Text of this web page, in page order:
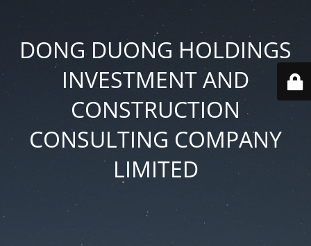
DONG DUONG HOLDINGS
INVESTMENT AND
CONSTRUCTION
CONSULTING COMPANY
LIMITED